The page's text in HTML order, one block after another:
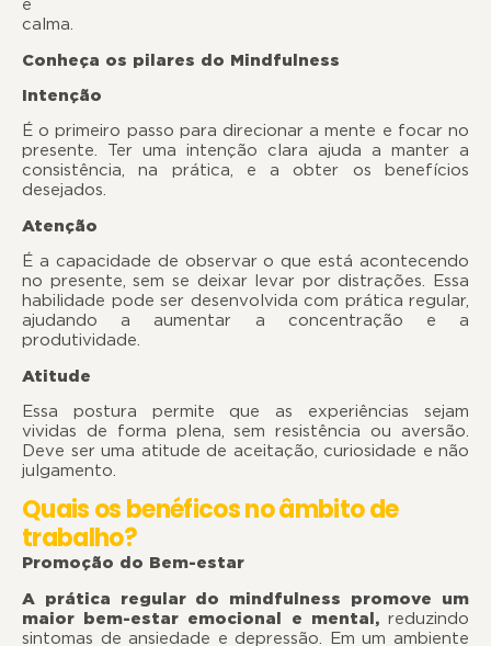
e
calma.
Conheça os pilares do Mindfulness
Intenção
É o primeiro passo para direcionar a mente e focar no
presente. Ter uma intenção clara ajuda a manter a
consistência, na prática, e a obter os benefícios
desejados.
Atenção
É a capacidade de observar o que está acontecendo
no presente, sem se deixar levar por distrações. Essa
habilidade pode ser desenvolvida com prática regular,
ajudando a aumentar a concentração e a
produtividade.
Atitude
Essa postura permite que as experiências sejam
vividas de forma plena, sem resistência ou aversão.
Deve ser uma atitude de aceitação, curiosidade e não
Quais os benéficos no âmbito de
trabalho?
Promoção do Bem-estar
A prática regular do mindfulness promove um
maior bem-estar emocional e mental,reduzindo
sintomas de ansiedade e depressão. Em um ambiente